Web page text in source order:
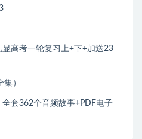
高考一轮复习上+下+加送23
）
全套362个音频故事+PDF电子